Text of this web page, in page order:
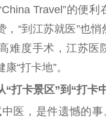
新闻宣传
对外宣传
家
Travel”的便利
，“到江苏就医”也
难度手术，江苏医
“打卡地”。
“打卡景区”到“打卡
，是件遗憾的事